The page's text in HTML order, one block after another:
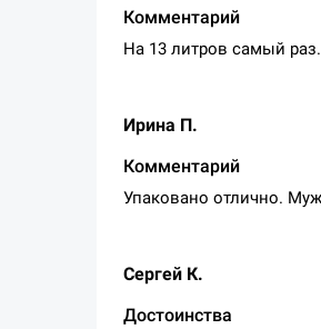
Комментарий
На 13 литров самый
Ирина П.
Комментарий
Упаковано отлично.
Сергей К.
Достоинства